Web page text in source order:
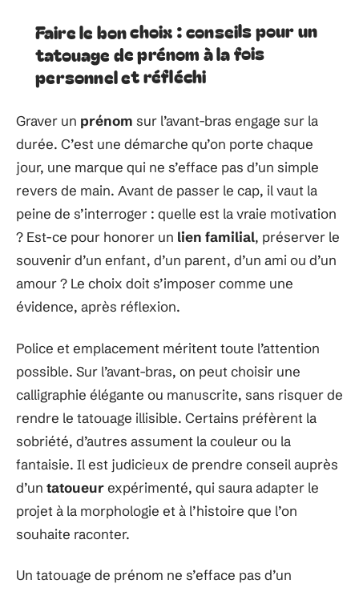
Faire le bon choix : conseils pour un
tatouage de prénom à la fois
personnel et réfléchi
Graver un prénom sur l’avant-bras engage sur la
durée. C’est une démarche qu’on porte chaque
jour, une marque qui ne s’efface pas d’un simple
revers de main. Avant de passer le cap, il vaut la
peine de s’interroger : quelle est la vraie motivation
? Est-ce pour honorer un lien familial, préserver le
souvenir d’un enfant, d’un parent, d’un ami ou d’un
amour ? Le choix doit s’imposer comme une
évidence, après réflexion.
Police et emplacement méritent toute l’attention
possible. Sur l’avant-bras, on peut choisir une
calligraphie élégante ou manuscrite, sans risquer de
rendre le tatouage illisible. Certains préfèrent la
sobriété, d’autres assument la couleur ou la
fantaisie. Il est judicieux de prendre conseil auprès
d’un tatoueurexpérimenté, qui saura adapter le
projet à la morphologie et à l’histoire que l’on
souhaite raconter.
Un tatouage de prénom ne s’efface pas d’un